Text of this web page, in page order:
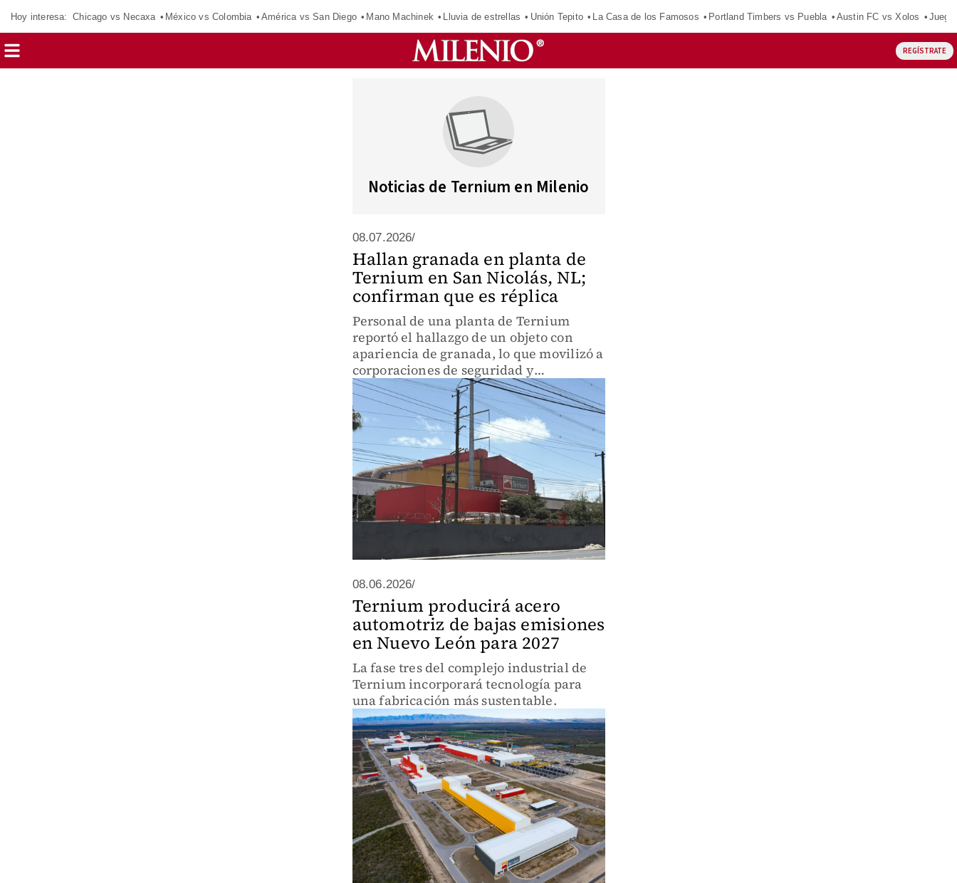
Hoy interesa: Chicago vs Necaxa México vs Colombia América vs San Diego Mano Machinek Lluvia de estrellas Unión Tepito La Casa de los Famosos Portland Timbers vs Puebla Austin FC vs Xolos
REGÍSTRATE
Noticias de Ternium en Milenio
08.07.2026/
Hallan granada en planta de
Ternium en San Nicolás, NL;
confirman que es réplica
Personal de una planta de Ternium
reportó el hallazgo de un objeto con
apariencia de granada, lo que movilizó a
corporaciones de seguridad y
autoridades federales.
08.06.2026/
Ternium producirá acero
automotriz de bajas emisiones
en Nuevo León para 2027
La fase tres del complejo industrial de
Ternium incorporará tecnología para
una fabricación más sustentable.